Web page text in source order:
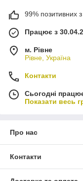
99% позитивних з
Працює з
м. Рівне
Рівне, Україна
Контакти
Сьогодні
Показати весь
Про нас
Контакти